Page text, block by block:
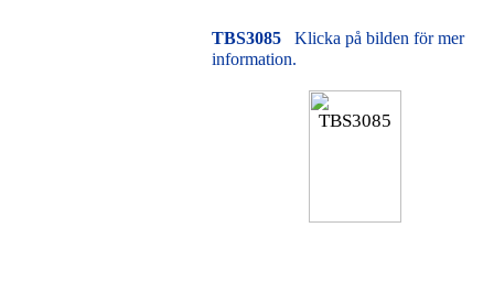
TBS3085
Klicka på bilden för mer
information.